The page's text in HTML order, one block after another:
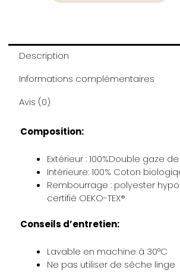
Description
Informations complémentaires
Avis (0)
Composition:
Extérieur : 100%Double gaze
Intérieure: 100% Coton
Rembourrage : polyester
certifié OEKO-TEX®
Conseils d’entretien:
Lavable en machine à 30°C
Ne pas utiliser de sèche linge